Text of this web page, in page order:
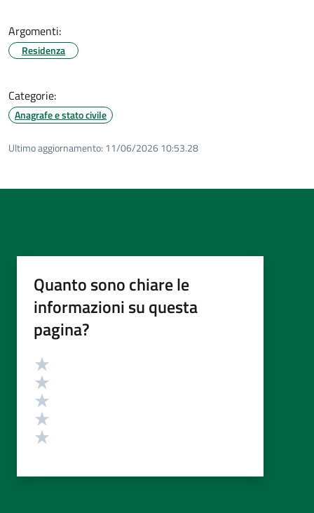
Argomenti:
Residenza
Categorie:
Anagrafe e stato civile
Ultimo aggiornamento: 11/06/2026 10:53.28
Quanto sono chiare le
informazioni su questa
pagina?
Valutazione